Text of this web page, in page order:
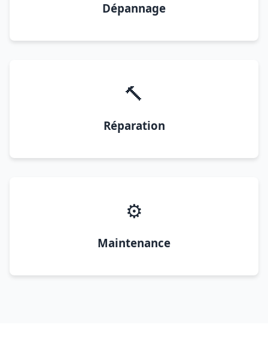
Dépannage
🔨
Réparation
⚙️
Maintenance